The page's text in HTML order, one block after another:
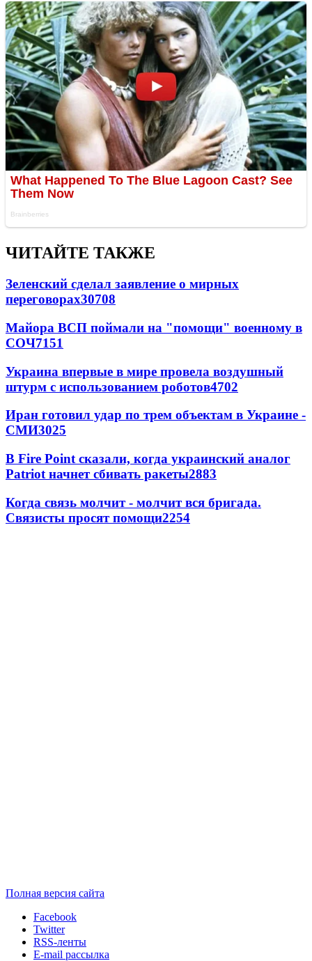
ЧИТАЙТЕ ТАКЖЕ
Зеленский сделал заявление о мирных
переговорах30708
Майора ВСП поймали на "помощи" военному в
СОЧ7151
Украина впервые в мире провела воздушный
штурм с использованием роботов4702
Иран готовил удар по трем объектам в Украине -
СМИ3025
В Fire Point сказали, когда украинский аналог
Patriot начнет сбивать ракеты2883
Когда связь молчит - молчит вся бригада.
Связисты просят помощи2254
Полная версия сайта
Facebook
Twitter
RSS-ленты
E-mail рассылка